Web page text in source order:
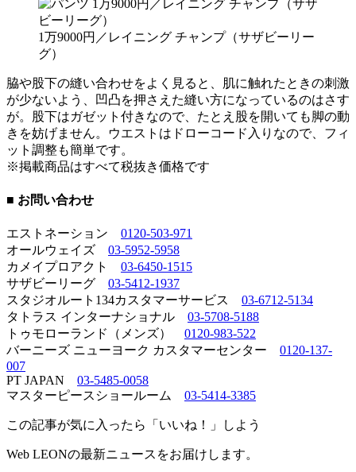
1万9000円／レイニング チャンプ（サザビーリー
グ）
脇や股下の縫い合わせをよく見ると、肌に触れたときの刺激
が少ないよう、凹凸を押さえた縫い方になっているのはさす
が。股下はガゼット付きなので、たとえ股を開いても脚の動
きを妨げません。ウエストはドローコード入りなので、フィ
ット調整も簡単です。
※掲載商品はすべて税抜き価格です
■ お問い合わせ
エストネーション 0120-503-971
オールウェイズ 03-5952-5958
カメイプロアクト 03-6450-1515
サザビーリーグ 03-5412-1937
スタジオルート134カスタマーサービス 03-6712-5134
タトラス インターナショナル 03-5708-5188
トゥモローランド（メンズ） 0120-983-522
バーニーズ ニューヨーク カスタマーセンター 0120-137-
007
PT JAPAN 03-5485-0058
マスターピースショールーム 03-5414-3385
この記事が気に入ったら「いいね！」しよう
Web LEONの最新ニュースをお届けします。